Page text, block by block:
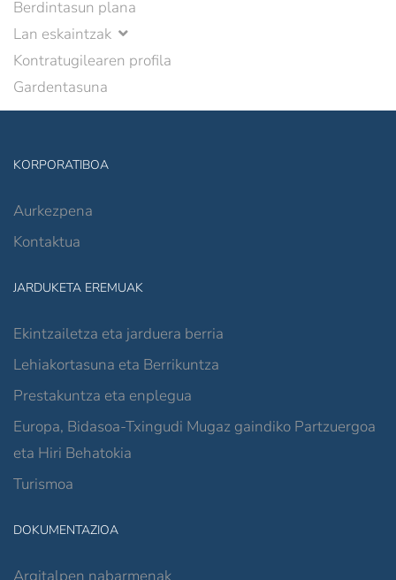
Berdintasun plana
Lan eskaintzak
Kontratugilearen profila
Gardentasuna
KORPORATIBOA
Aurkezpena
Kontaktua
JARDUKETA EREMUAK
Ekintzailetza eta jarduera berria
Lehiakortasuna eta Berrikuntza
Prestakuntza eta enplegua
Europa, Bidasoa-Txingudi Mugaz gaindiko Partzuergoa
eta Hiri Behatokia
Turismoa
DOKUMENTAZIOA